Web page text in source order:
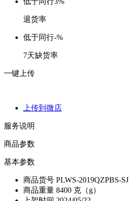
退货率
低于同行-%
7天缺货率
一键上传
上传到微店
服务说明
商品参数
基本参数
商品货号 PLWS-2019QZPBS-SJ
商品重量 8400 克（g）